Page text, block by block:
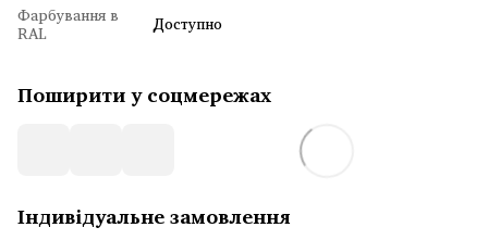
Фарбування в
RAL Доступно
Поширити у соцмережах
Індивідуальне замовлення